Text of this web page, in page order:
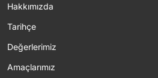
Hakkımızda
Tarihçe
Değerlerimiz
Amaçlarımız